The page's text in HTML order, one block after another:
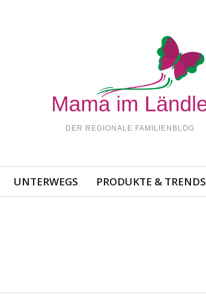
DER REGIONALE FAMILIENBLOG
UNTERWEGS PRODUKTE & TRENDS